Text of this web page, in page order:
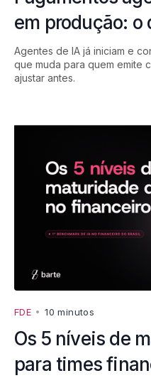
em produção:
Agentes de IA já iniciam e
que muda para quem emite
ajustar antes.
FDE •10 minutos
Os 5 níveis de
para times